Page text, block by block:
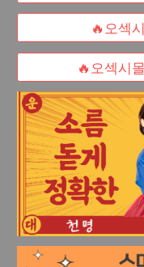
🔥오섹
🔥오섹시